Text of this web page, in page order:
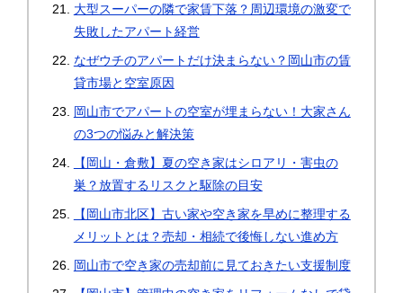
大型スーパーの隣で家賃下落？周辺環境の激変で
失敗したアパート経営
なぜウチのアパートだけ決まらない？岡山市の賃
貸市場と空室原因
岡山市でアパートの空室が埋まらない！大家さん
の3つの悩みと解決策
【岡山・倉敷】夏の空き家はシロアリ・害虫の
巣？放置するリスクと駆除の目安
【岡山市北区】古い家や空き家を早めに整理する
メリットとは？売却・相続で後悔しない進め方
岡山市で空き家の売却前に見ておきたい支援制度